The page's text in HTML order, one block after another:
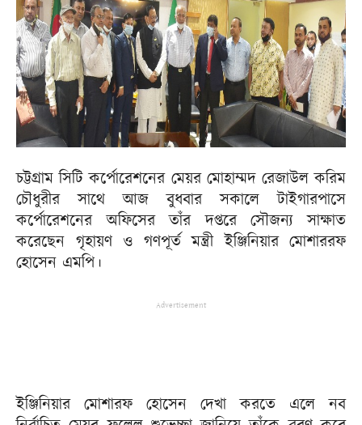
চট্টগ্রাম সিটি কর্পোরেশনের মেয়র মোহাম্মদ রেজাউল করিম
চৌধুরীর সাথে আজ বুধবার সকালে টাইগারপাসে
কর্পোরেশনের অফিসের তাঁর দপ্তরে সৌজন্য সাক্ষাত
করেছেন গৃহায়ণ ও গণপূর্ত মন্ত্রী ইঞ্জিনিয়ার মোশাররফ
হোসেন এমপি।
Advertisement
ইঞ্জিনিয়ার মোশারফ হোসেন দেখা করতে এলে নব